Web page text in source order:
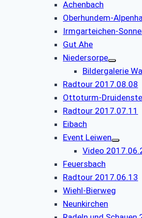
Achenbach
Oberhundem-
Irmgarteichen-
Gut Ahe
Niedersorpe
Bildergalerie
Radtour 2017.08.08
Ottoturm-
Radtour 2017.07.11
Eibach
Event Leiwen
Video
Feuersbach
Radtour 2017.06.13
Wiehl-Bierweg
Neunkirchen